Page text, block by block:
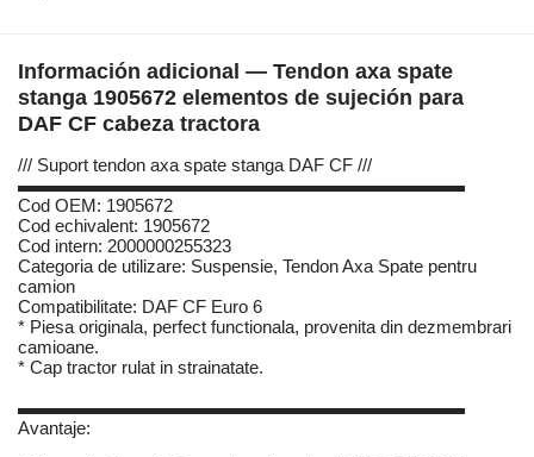
Información adicional — Tendon axa spate
stanga 1905672 elementos de sujeción para
DAF CF cabeza tractora
/// Suport tendon axa spate stanga DAF CF ///
▬▬▬▬▬▬▬▬▬▬▬▬▬▬▬▬▬▬▬▬▬▬▬▬▬
Cod OEM: 1905672
Cod echivalent: 1905672
Cod intern: 2000000255323
Categoria de utilizare: Suspensie, Tendon Axa Spate pentru
camion
Compatibilitate: DAF CF Euro 6
* Piesa originala, perfect functionala, provenita din dezmembrari
camioane.
* Cap tractor rulat in strainatate.
▬▬▬▬▬▬▬▬▬▬▬▬▬▬▬▬▬▬▬▬▬▬▬▬▬
Avantaje: